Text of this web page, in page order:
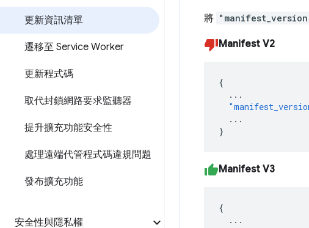
更新資訊清單
遷移至 Service Worker
更新程式碼
取代封鎖網路要求監聽器
提升擴充功能安全性
處理遠端代管程式碼違規問題
發布擴充功能
安全性與隱私權
將
Manifest V2
{
...
...
}
Manifest V3
{
...